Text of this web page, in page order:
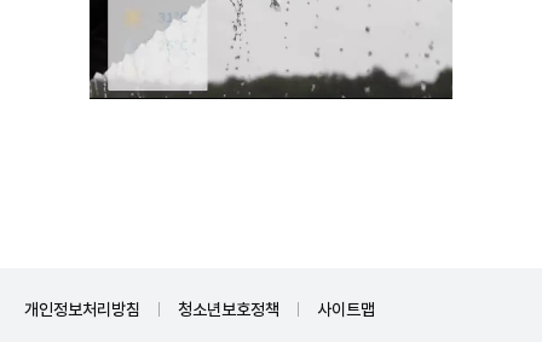
개인정보처리방침 청소년보호정책 사이트맵